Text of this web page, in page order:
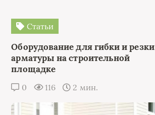
Статьи
Оборудование для гибки и резки
арматуры на строительной
площадке
0 116 2 мин.